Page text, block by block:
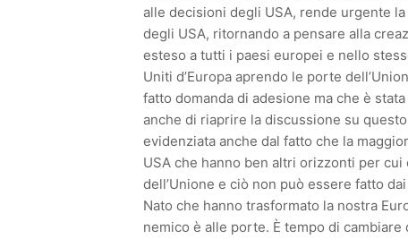
alle decisioni degli USA, rende urgente
degli USA, ritornando a pensare alla
esteso a tutti i paesi europei e nello
Uniti d’Europa aprendo le porte
fatto domanda di adesione ma che è
anche di riaprire la discussione su questo
evidenziata anche dal fatto che la
USA che hanno ben altri orizzonti per
dell’Unione e ciò non può essere fatto
Nato che hanno trasformato la nostra
nemico è alle porte. È tempo di